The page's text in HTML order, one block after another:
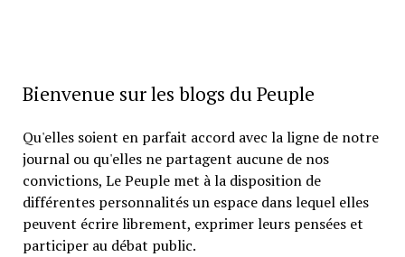
Bienvenue sur les blogs du Peuple
Qu'elles soient en parfait accord avec la ligne de notre
journal ou qu'elles ne partagent aucune de nos
convictions, Le Peuple met à la disposition de
différentes personnalités un espace dans lequel elles
peuvent écrire librement, exprimer leurs pensées et
participer au débat public.